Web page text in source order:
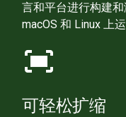
言和平台进行构建和
macOS 和 Linux 上运
fit_screen
可轻松扩缩